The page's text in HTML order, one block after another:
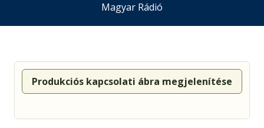
Magyar Rádió
Produkciós kapcsolati ábra megjelenítése